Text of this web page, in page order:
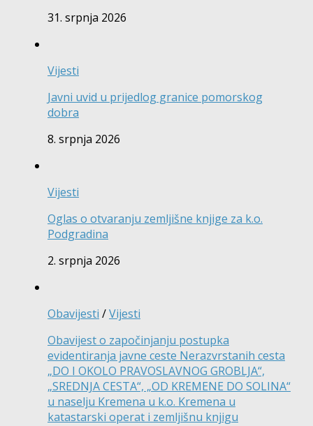
31. srpnja 2026
Vijesti
Javni uvid u prijedlog granice pomorskog
dobra
8. srpnja 2026
Vijesti
Oglas o otvaranju zemljišne knjige za k.o.
Podgradina
2. srpnja 2026
Obavijesti /Vijesti
Obavijest o započinjanju postupka
evidentiranja javne ceste Nerazvrstanih cesta
„DO I OKOLO PRAVOSLAVNOG GROBLJA“,
„SREDNJA CESTA“, „OD KREMENE DO SOLINA“
u naselju Kremena u k.o. Kremena u
katastarski operat i zemljišnu knjigu